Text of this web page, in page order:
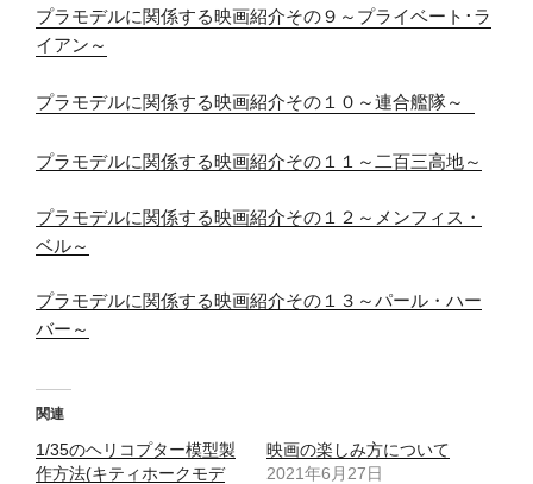
プラモデルに関係する映画紹介その９～プライベート･ラ
イアン～
プラモデルに関係する映画紹介その１１～二百三高地～
プラモデルに関係する映画紹介その１２～メンフィス・
ベル～
プラモデルに関係する映画紹介その１３～パール・ハー
バー～
関連
1/35のヘリコプター模型製
作方法(キティホークモデ
映画の楽しみ方について
2021年6月27日